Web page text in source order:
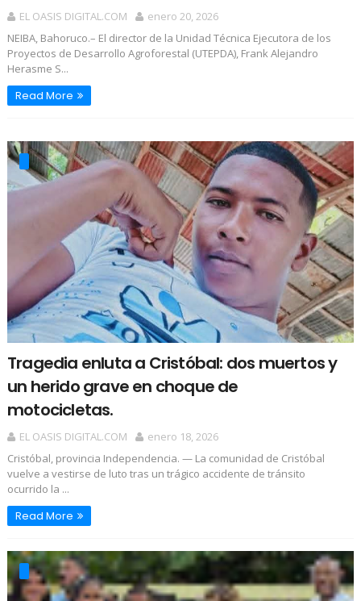
EL OASIS DIGITAL.COM
enero 20, 2026
NEIBA, Bahoruco.– El director de la Unidad Técnica Ejecutora de los
Proyectos de Desarrollo Agroforestal (UTEPDA), Frank Alejandro
Herasme S...
Read More
Tragedia enluta a Cristóbal: dos muertos y
un herido grave en choque de
motocicletas.
EL OASIS DIGITAL.COM
enero 18, 2026
Cristóbal, provincia Independencia. — La comunidad de Cristóbal
vuelve a vestirse de luto tras un trágico accidente de tránsito
ocurrido la ...
Read More